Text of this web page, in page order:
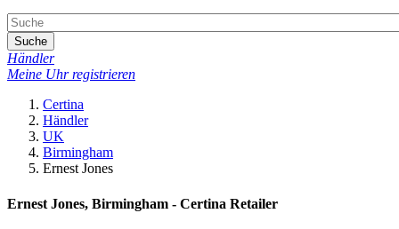
Suche
Händler
Meine Uhr registrieren
Certina
Händler
UK
Birmingham
Ernest Jones
Ernest Jones, Birmingham - Certina Retailer